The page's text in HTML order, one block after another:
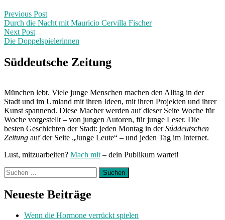
Post
navigation
Previous PostPrevious
post:
Durch die Nacht mit Mauricio Cervilla Fischer
Next Post
Die Doppelspielerinnen
Post:
Süddeutsche Zeitung
München lebt. Viele junge Menschen machen den Alltag in der
Stadt und im Umland mit ihren Ideen, mit ihren Projekten und ihrer
Kunst spannend. Diese Macher werden auf dieser Seite Woche für
Woche vorgestellt – von jungen Autoren, für junge Leser. Die
besten Geschichten der Stadt: jeden Montag in derSüddeutschen
Zeitung auf der Seite „Junge Leute“ – und jeden Tag im Internet.
Lust, mitzuarbeiten? Mach mit – dein Publikum wartet!
Suchen
nach:
Neueste Beiträge
Wenn die Hormone verrückt spielen